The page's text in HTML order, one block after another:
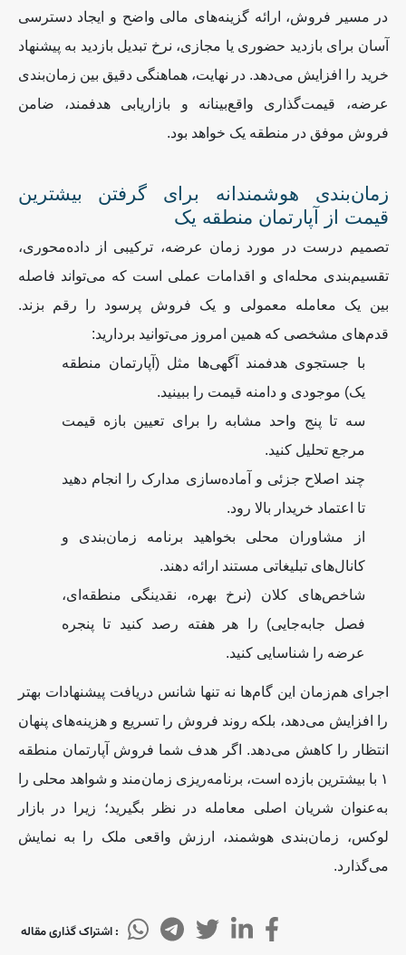
در مسیر فروش، ارائه گزینه‌های مالی واضح و ایجاد دسترسی
آسان برای بازدید حضوری یا مجازی، نرخ تبدیل بازدید به پیشنهاد
خرید را افزایش می‌دهد. در نهایت، هماهنگی دقیق بین زمان‌بندی
عرضه، قیمت‌گذاری واقع‌بینانه و بازاریابی هدفمند، ضامن
فروش موفق در منطقه یک خواهد بود.
زمان‌بندی هوشمندانه برای گرفتن بیشترین
قیمت از آپارتمان منطقه یک
تصمیم درست در مورد زمان عرضه، ترکیبی از داده‌محوری،
تقسیم‌بندی محله‌ای و اقدامات عملی است که می‌تواند فاصله
بین یک معامله معمولی و یک فروش پرسود را رقم بزند.
قدم‌های مشخصی که همین امروز می‌توانید بردارید:
با جستجوی هدفمند آگهی‌ها مثل (آپارتمان منطقه
یک) موجودی و دامنه قیمت را ببینید.
سه تا پنج واحد مشابه را برای تعیین بازه قیمت
مرجع تحلیل کنید.
چند اصلاح جزئی و آماده‌سازی مدارک را انجام دهید
تا اعتماد خریدار بالا رود.
از مشاوران محلی بخواهید برنامه زمان‌بندی و
کانال‌های تبلیغاتی مستند ارائه دهند.
شاخص‌های کلان (نرخ بهره، نقدینگی منطقه‌ای،
فصل جابه‌جایی) را هر هفته رصد کنید تا پنجره
عرضه را شناسایی کنید.
اجرای هم‌زمان این گام‌ها نه تنها شانس دریافت پیشنهادات بهتر
را افزایش می‌دهد، بلکه روند فروش را تسریع و هزینه‌های پنهان
انتظار را کاهش می‌دهد. اگر هدف شما فروش آپارتمان منطقه
۱ با بیشترین بازده است، برنامه‌ریزی زمان‌مند و شواهد محلی را
به‌عنوان شریان اصلی معامله در نظر بگیرید؛ زیرا در بازار
لوکس، زمان‌بندی هوشمند، ارزش واقعی ملک را به نمایش
می‌گذارد.
: اشتراک گذاری مقاله